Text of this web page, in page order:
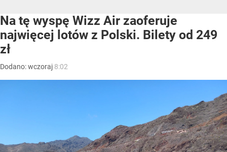
Na tę wyspę Wizz Air zaoferuje
najwięcej lotów z Polski. Bilety od 249
zł
Dodano:wczoraj 8:02